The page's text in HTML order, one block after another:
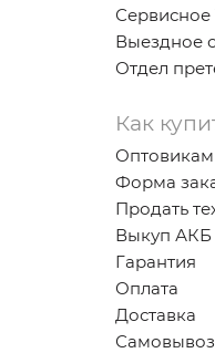
Выездное
Отдел
Как
Оптовикам
Форма
Продать
Выкуп АКБ
Гарантия
Оплата
Доставка
Самовывоз